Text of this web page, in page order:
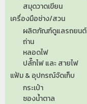
สมุดวาดเขียน
เครื่องมือช่าง/สวน
ผลิตภัณฑ์ดูแลรถยนต์
ถ่าน
หลอดไฟ
ปลั๊กไฟ และ สายไฟ
แฟ้ม & อุปกรณ์จัดเก็บ
กระเป๋า
ซองน้ำตาล